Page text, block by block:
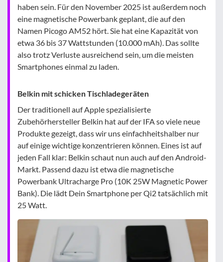
haben sein. Für den November 2025 ist außerdem noch
eine magnetische Powerbank geplant, die auf den
Namen Picogo AM52 hört. Sie hat eine Kapazität von
etwa 36 bis 37 Wattstunden (10.000 mAh). Das sollte
also trotz Verluste ausreichend sein, um die meisten
Smartphones einmal zu laden.
Belkin mit schicken Tischladegeräten
Der traditionell auf Apple spezialisierte
Zubehörhersteller Belkin hat auf der IFA so viele neue
Produkte gezeigt, dass wir uns einfachheitshalber nur
auf einige wichtige konzentrieren können. Eines ist auf
jeden Fall klar: Belkin schaut nun auch auf den Android-
Markt. Passend dazu ist etwa die magnetische
Powerbank Ultracharge Pro (10K 25W Magnetic Power
Bank). Die lädt Dein Smartphone per Qi2 tatsächlich mit
25 Watt.